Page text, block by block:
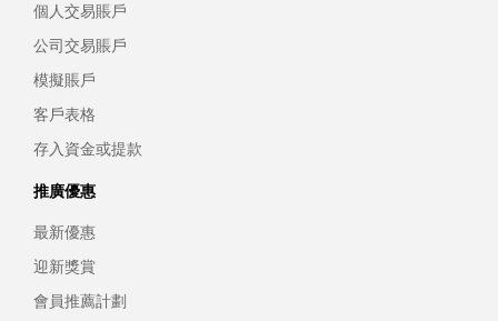
個人交易賬戶
公司交易賬戶
模擬賬戶
客戶表格
存入資金或提款
推廣優惠
最新優惠
迎新獎賞
會員推薦計劃